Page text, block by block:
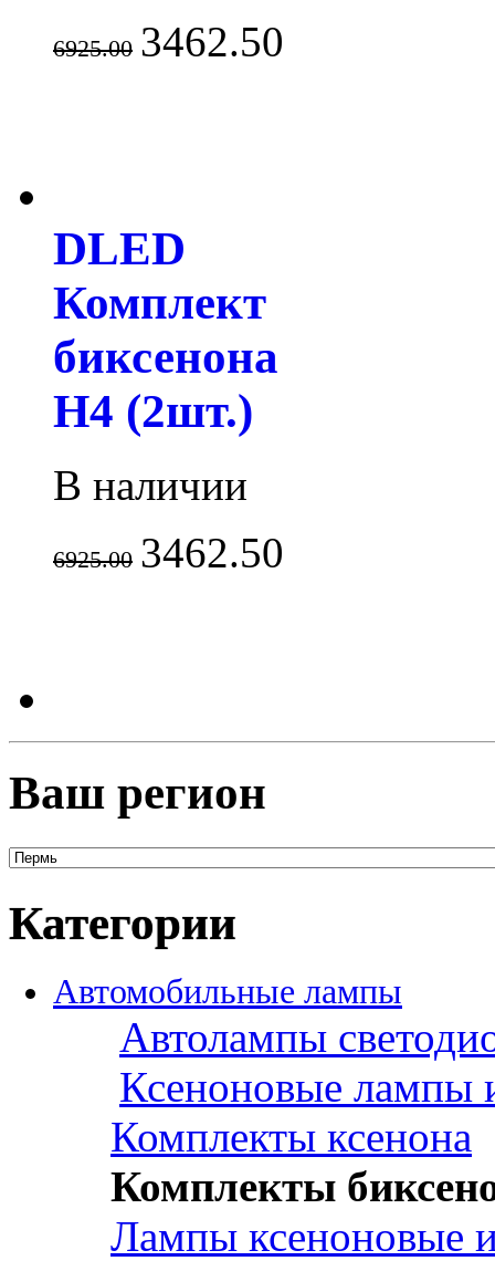
6925.00 3462.50
DLED
Комплект
биксенона
H4 (2шт.)
В наличии
6925.00 3462.50
Ваш регион
Категории
Автомобильные лампы
Автолампы
Ксеноновые лампы
Комплекты ксенона
Комплекты
Лампы ксеноновые